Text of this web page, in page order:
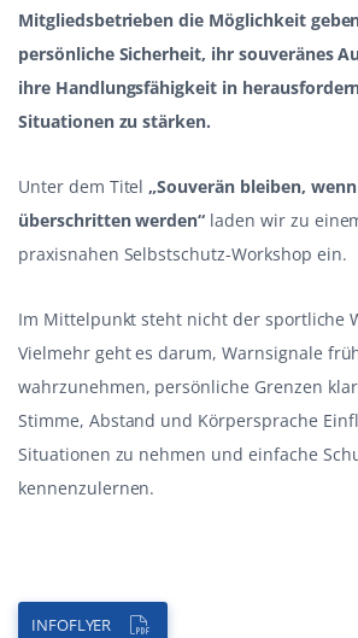
Mitgliedsbetrieben die Möglichkeit
persönliche Sicherheit, ihr souveränes
ihre Handlungsfähigkeit in
Situationen zu stärken.
Unter dem Titel„Souverän bleiben,
überschritten werden“ laden wir zu
praxisnahen Selbstschutz-Workshop ein.
Im Mittelpunkt steht nicht der sportliche
Vielmehr geht es darum, Warnsignale
wahrzunehmen, persönliche Grenzen
Stimme, Abstand und Körpersprache
Situationen zu nehmen und einfache
kennenzulernen.
INFOFLYER